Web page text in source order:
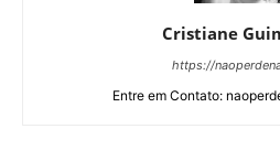
Cristiane
https://
Entre em Contato: